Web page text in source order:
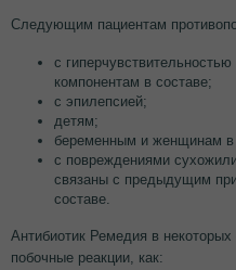
Следующим пациентам
с
компонентам в составе;
с эпилепсией;
детям;
беременным и женщинам в
с повреждениями
связаны с предыдущим
составе.
Антибиотик Ремедия в
побочные реакции, как: